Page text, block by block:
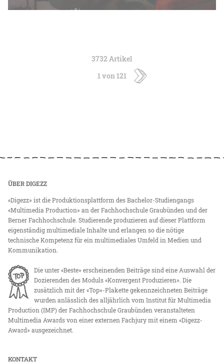
3732 Artikel
1 von 121
ÜBER DIGEZZ
«Digezz» ist die Produktionsplattform des Bachelor-Studiengangs
«Multimedia Production» an der Fachhochschule Graubünden und der
Berner Fachhochschule. Studierende produzieren auf dieser Plattform
eigenständig multimediale Inhalte und erlangen so die nötige
technische Kompetenz für ein multimediales Umfeld in Medien und
Kommunikation.
Die unter «Beste» erscheinenden Beiträge sind eine Auswahl der
Dozierenden des Moduls «Konvergent Produzieren». Die
zusätzlich mit der «Top»-Plakette gekennzeichneten Beiträge
wurden anlässlich des alljährlich vom Institut für Multimedia
Production (IMP) der Fachhochschule Graubünden veranstalteten
Multimedia Awards von einer externen Fachjury mit einem «Digezz-
Award» ausgezeichnet.
KONTAKT